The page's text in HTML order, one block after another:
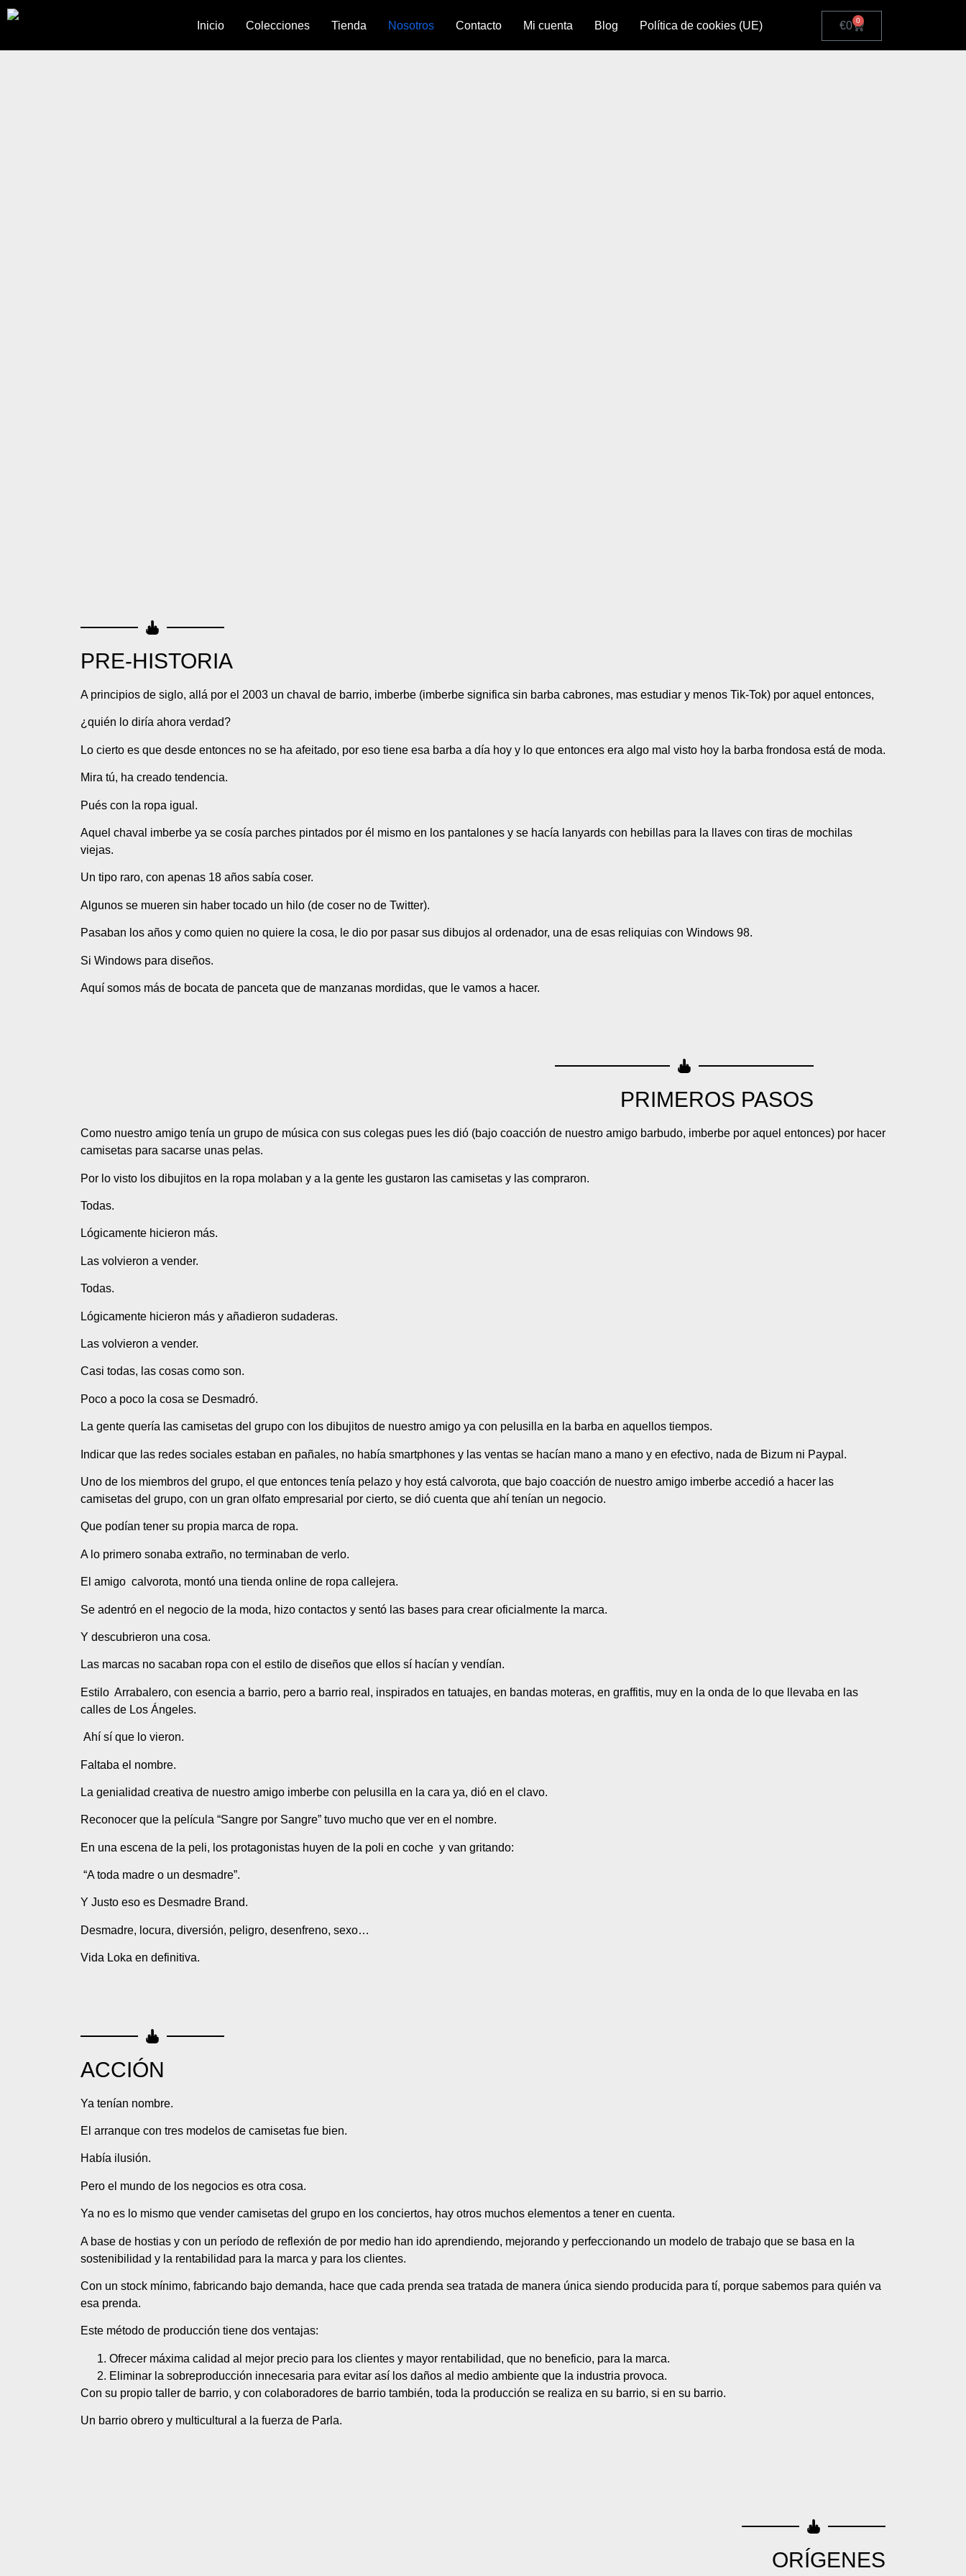
Inicio Colecciones Tienda Nosotros Contacto Mi cuenta Blog Política de cookies (UE) €0 0
PRE-HISTORIA
A principios de siglo, allá por el 2003 un chaval de barrio, imberbe (imberbe significa sin barba cabrones, mas estudiar y menos Tik-Tok) por aquel entonces,
¿quién lo diría ahora verdad?
Lo cierto es que desde entonces no se ha afeitado, por eso tiene esa barba a día hoy y lo que entonces era algo mal visto hoy la barba frondosa está de moda.
Mira tú, ha creado tendencia.
Pués con la ropa igual.
Aquel chaval imberbe ya se cosía parches pintados por él mismo en los pantalones y se hacía lanyards con hebillas para la llaves con tiras de mochilas
viejas.
Un tipo raro, con apenas 18 años sabía coser.
Algunos se mueren sin haber tocado un hilo (de coser no de Twitter).
Pasaban los años y como quien no quiere la cosa, le dio por pasar sus dibujos al ordenador, una de esas reliquias con Windows 98.
Si Windows para diseños.
Aquí somos más de bocata de panceta que de manzanas mordidas, que le vamos a hacer.
PRIMEROS PASOS
Como nuestro amigo tenía un grupo de música con sus colegas pues les dió (bajo coacción de nuestro amigo barbudo, imberbe por aquel entonces) por hacer
camisetas para sacarse unas pelas.
Por lo visto los dibujitos en la ropa molaban y a la gente les gustaron las camisetas y las compraron.
Todas.
Lógicamente hicieron más.
Las volvieron a vender.
Todas.
Lógicamente hicieron más y añadieron sudaderas.
Las volvieron a vender.
Casi todas, las cosas como son.
Poco a poco la cosa se Desmadró.
La gente quería las camisetas del grupo con los dibujitos de nuestro amigo ya con pelusilla en la barba en aquellos tiempos.
Indicar que las redes sociales estaban en pañales, no había smartphones y las ventas se hacían mano a mano y en efectivo, nada de Bizum ni Paypal.
Uno de los miembros del grupo, el que entonces tenía pelazo y hoy está calvorota, que bajo coacción de nuestro amigo imberbe accedió a hacer las
camisetas del grupo, con un gran olfato empresarial por cierto, se dió cuenta que ahí tenían un negocio.
Que podían tener su propia marca de ropa.
A lo primero sonaba extraño, no terminaban de verlo.
El amigo calvorota, montó una tienda online de ropa callejera.
Se adentró en el negocio de la moda, hizo contactos y sentó las bases para crear oficialmente la marca.
Y descubrieron una cosa.
Las marcas no sacaban ropa con el estilo de diseños que ellos sí hacían y vendían.
Estilo Arrabalero, con esencia a barrio, pero a barrio real, inspirados en tatuajes, en bandas moteras, en graffitis, muy en la onda de lo que llevaba en las
calles de Los Ángeles.
Ahí sí que lo vieron.
Faltaba el nombre.
La genialidad creativa de nuestro amigo imberbe con pelusilla en la cara ya, dió en el clavo.
Reconocer que la película “Sangre por Sangre” tuvo mucho que ver en el nombre.
En una escena de la peli, los protagonistas huyen de la poli en coche y van gritando:
“A toda madre o un desmadre”.
Y Justo eso es Desmadre Brand.
Desmadre, locura, diversión, peligro, desenfreno, sexo…
Vida Loka en definitiva.
ACCIÓN
Ya tenían nombre.
El arranque con tres modelos de camisetas fue bien.
Había ilusión.
Pero el mundo de los negocios es otra cosa.
Ya no es lo mismo que vender camisetas del grupo en los conciertos, hay otros muchos elementos a tener en cuenta.
A base de hostias y con un período de reflexión de por medio han ido aprendiendo, mejorando y perfeccionando un modelo de trabajo que se basa en la
sostenibilidad y la rentabilidad para la marca y para los clientes.
Con un stock mínimo, fabricando bajo demanda, hace que cada prenda sea tratada de manera única siendo producida para tí, porque sabemos para quién va
esa prenda.
Este método de producción tiene dos ventajas:
Ofrecer máxima calidad al mejor precio para los clientes y mayor rentabilidad, que no beneficio, para la marca.
Eliminar la sobreproducción innecesaria para evitar así los daños al medio ambiente que la industria provoca.
Con su propio taller de barrio, y con colaboradores de barrio también, toda la producción se realiza en su barrio, si en su barrio.
Un barrio obrero y multicultural a la fuerza de Parla.
ORÍGENES